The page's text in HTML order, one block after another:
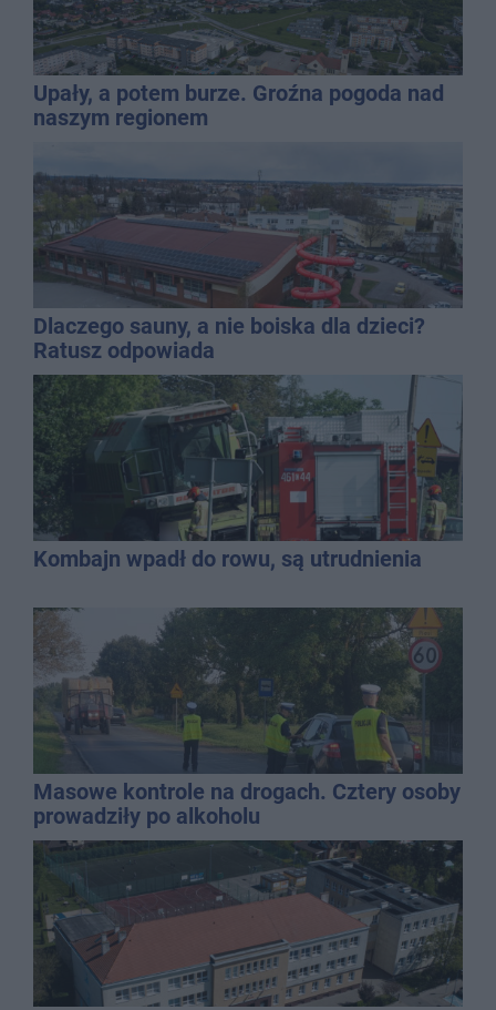
Upały, a potem burze. Groźna pogoda nad
naszym regionem
Dlaczego sauny, a nie boiska dla dzieci?
Ratusz odpowiada
Kombajn wpadł do rowu, są utrudnienia
Masowe kontrole na drogach. Cztery osoby
prowadziły po alkoholu